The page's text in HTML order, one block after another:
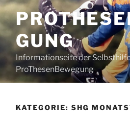
Zum
Inhalt
springen
GUNG
Informationseite der
ProThesenBewegung
KATEGORIE: SHG